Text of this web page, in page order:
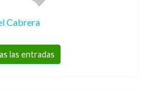
Cabrera
las entradas